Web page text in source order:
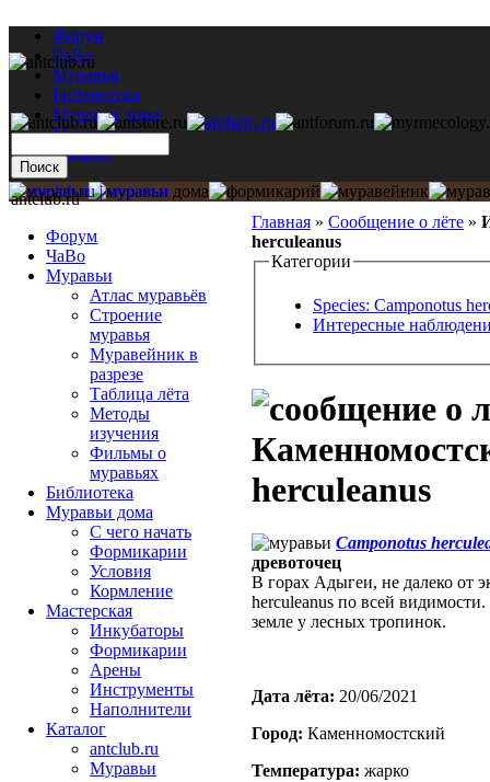
Форум
ЧаВо
Муравьи
Библиотека
Муравьи дома
Мастерская
Каталог
Главная » Сообщение о лёте »
herculeanus
Категории
Species: Camponotus
Интересные
herculeanus
Camponotus
древоточец
В горах Адыгеи, не далеко от
herculeanus по всей
земле у лесных тропинок.
Дата лёта: 20/06/2021
Город: Каменномостский
Температура: жарко
antclub.ru
Форум
ЧаВо
Муравьи
Атлас муравьёв
Строение
муравья
Муравейник в
разрезе
Таблица лёта
Методы
изучения
Фильмы о
муравьях
Библиотека
Муравьи дома
С чего начать
Формикарии
Условия
Кормление
Мастерская
Инкубаторы
Формикарии
Арены
Инструменты
Наполнители
Каталог
antclub.ru
Муравьи